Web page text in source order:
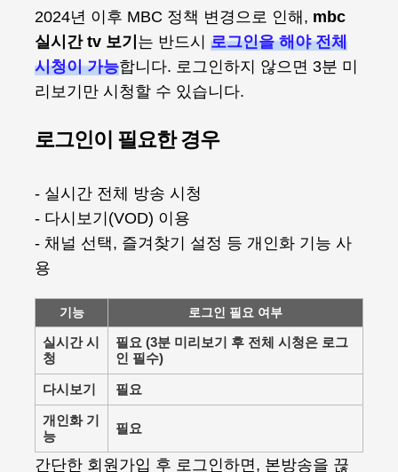
2024년 이후 MBC 정책 변경으로 인해, mbc
실시간 tv 보기 는 반드시 로그인을 해야 전체
시청이 가능합니다. 로그인하지 않으면 3분 미
리보기만 시청할 수 있습니다.
로그인이 필요한 경우
- 실시간 전체 방송 시청
- 다시보기(VOD) 이용
- 채널 선택, 즐겨찾기 설정 등 개인화 기능 사
용
기능 로그인 필요 여부
실시간 시
청
필요 (3분 미리보기 후 전체 시청은 로그
인 필수)
다시보기 필요
개인화 기
능
필요
간단한 회원가입 후 로그인하면, 본방송을 끊